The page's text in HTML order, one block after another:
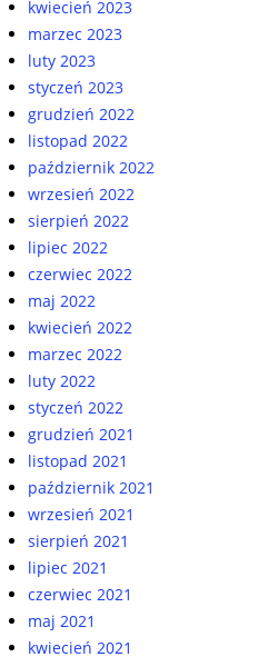
kwiecień 2023
marzec 2023
luty 2023
styczeń 2023
grudzień 2022
listopad 2022
październik 2022
wrzesień 2022
sierpień 2022
lipiec 2022
czerwiec 2022
maj 2022
kwiecień 2022
marzec 2022
luty 2022
styczeń 2022
grudzień 2021
listopad 2021
październik 2021
wrzesień 2021
sierpień 2021
lipiec 2021
czerwiec 2021
maj 2021
kwiecień 2021